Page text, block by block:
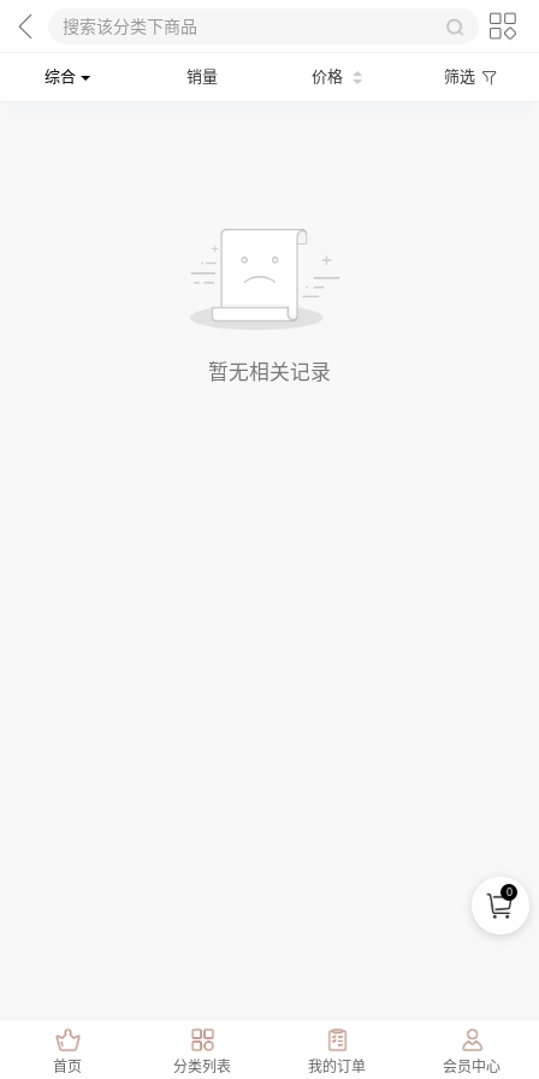
综合 销量 价格 筛选
暂无相关记录
首页 分类列表 我的订单 会员中心
0